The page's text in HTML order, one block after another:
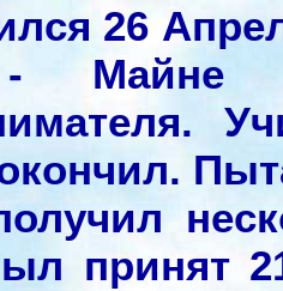
26
в
принят